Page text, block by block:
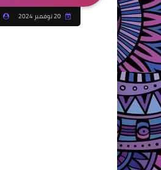
20 نوفمبر 2024